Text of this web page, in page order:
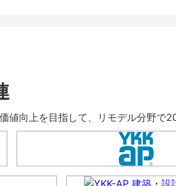
値向上を目指して、リモデル分野で